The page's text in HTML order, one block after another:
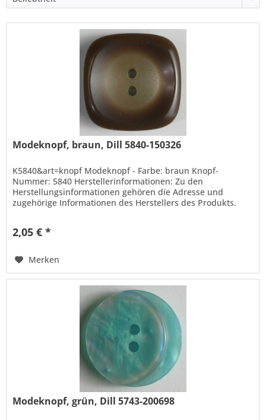
Modeknopf, braun, Dill 5840-150326
K5840&art=knopf Modeknopf - Farbe: braun Knopf-
Nummer: 5840 Herstellerinformationen: Zu den
Herstellungsinformationen gehören die Adresse und
zugehörige Informationen des Herstellers des Produkts.
2,05 € *
Merken
Modeknopf, grün, Dill 5743-200698